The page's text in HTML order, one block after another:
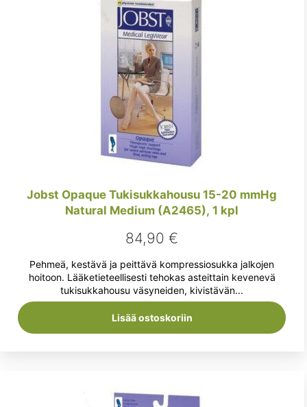
Jobst Opaque Tukisukkahousu 15-20 mmHg
Natural Medium (A2465), 1 kpl
84,90€
Pehmeä, kestävä ja peittävä kompressiosukka jalkojen
hoitoon. Lääketieteellisesti tehokas asteittain kevenevä
tukisukkahousu väsyneiden, kivistävän...
Lisää ostoskoriin